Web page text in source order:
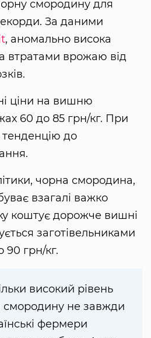
смородину для
За даними
, аномально висока
втратами врожаю від
ціни на вишню
60 до 85 грн/кг. При
до
чорна смородина,
взагалі важко
коштує дорожче вишні
заготівельниками
90 грн/кг.
високий рівень
не завжди
фермери